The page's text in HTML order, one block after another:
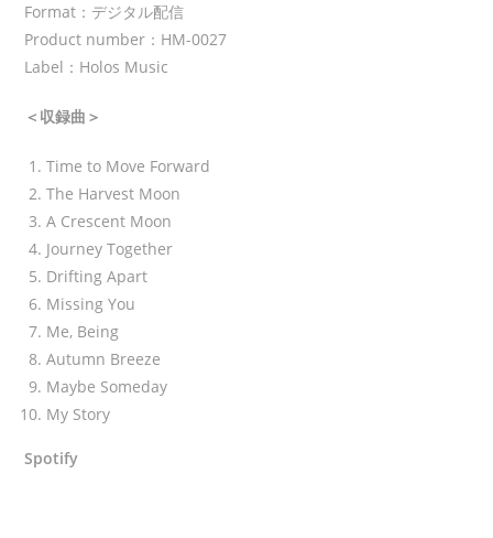
Format：デジタル配信
Product number：HM-0027
Label：Holos Music
＜収録曲＞
Time to Move Forward
The Harvest Moon
A Crescent Moon
Journey Together
Drifting Apart
Missing You
Me, Being
Autumn Breeze
Maybe Someday
My Story
Spotify